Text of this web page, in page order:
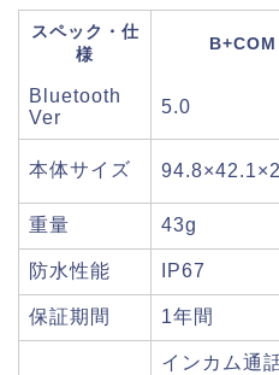
スペック・仕
様
Bluetooth
Ver
5.0
本体サイズ
重量 43g
防水性能 IP67
保証期間 1年間
インカム通